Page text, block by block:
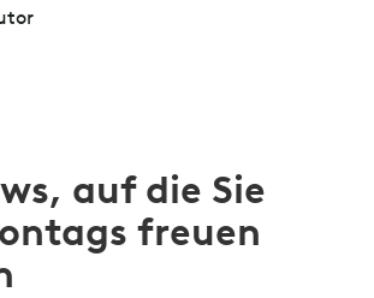
auf die Sie
freuen